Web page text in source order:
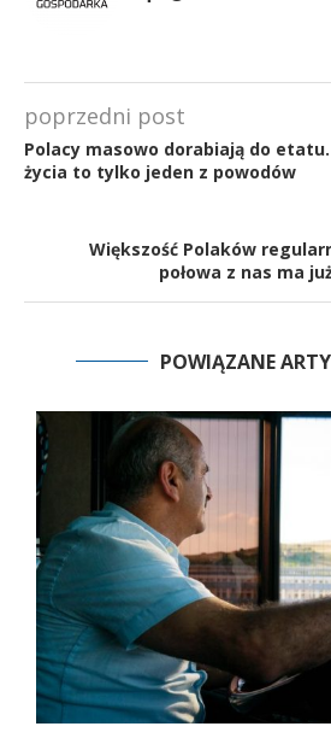
poprzedni post
Polacy masowo dorabiają do
życia to tylko jeden z powodów
Większość Polaków
połowa z nas ma
POWIĄZANE